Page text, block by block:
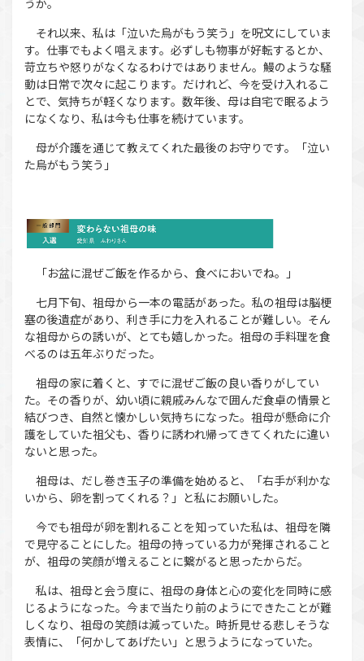
それ以来、私は「泣いた烏がもう笑う」を呪文にしていま
す。仕事でもよく唱えます。必ずしも物事が好転するとか、
苛立ちや怒りがなくなるわけではありません。鰻のような騒
動は日常で次々に起こります。だけれど、今を受け入れるこ
とで、気持ちが軽くなります。数年後、母は自宅で眠るよう
になくなり、私は今も仕事を続けています。
母が介護を通じて教えてくれた最後のお守りです。「泣い
た烏がもう笑う」
「お盆に混ぜご飯を作るから、食べにおいでね。」
七月下旬、祖母から一本の電話があった。私の祖母は脳梗
塞の後遺症があり、利き手に力を入れることが難しい。そん
な祖母からの誘いが、とても嬉しかった。祖母の手料理を食
べるのは五年ぶりだった。
祖母の家に着くと、すでに混ぜご飯の良い香りがしてい
た。その香りが、幼い頃に親戚みんなで囲んだ食卓の情景と
結びつき、自然と懐かしい気持ちになった。祖母が懸命に介
護をしていた祖父も、香りに誘われ帰ってきてくれたに違い
ないと思った。
祖母は、だし巻き玉子の準備を始めると、「右手が利かな
いから、卵を割ってくれる？」と私にお願いした。
今でも祖母が卵を割れることを知っていた私は、祖母を隣
で見守ることにした。祖母の持っている力が発揮されること
が、祖母の笑顔が増えることに繋がると思ったからだ。
私は、祖母と会う度に、祖母の身体と心の変化を同時に感
じるようになった。今まで当たり前のようにできたことが難
しくなり、祖母の笑顔は減っていた。時折見せる悲しそうな
表情に、「何かしてあげたい」と思うようになっていた。